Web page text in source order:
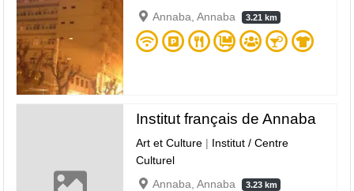
Annaba, Annaba
3.21 km
Institut français de Annaba
Art et Culture | Institut / Centre
Culturel
Annaba, Annaba
3.23 km